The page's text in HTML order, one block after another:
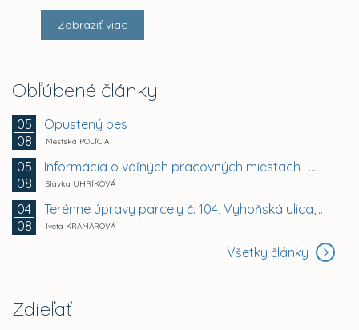
Zobraziť viac
Obľúbené články
05
08
Opustený pes
Mestská POLÍCIA
05
08
Informácia o voľných pracovných miestach -...
Slávka UHRÍKOVÁ
04
08
Terénne úpravy parcely č. 104, Vyhoňská ulica,...
Iveta KRAMÁROVÁ
Všetky články
Zdieľať